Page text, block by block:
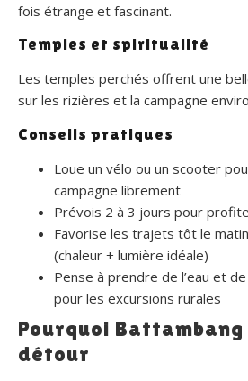
fois étrange et fascinant.
Temples et spiritualité
Les temples perchés offrent une
sur les rizières et la campagne
Conseils pratiques
Loue un vélo ou un scooter
campagne librement
Prévois 2 à 3 jours pour
Favorise les trajets tôt le
(chaleur + lumière idéale)
Pense à prendre de l’eau et
pour les excursions rurales
Pourquoi
détour